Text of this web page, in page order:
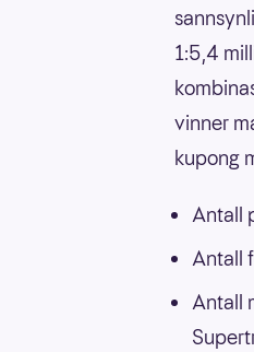
1:5,4
vinner
kupong
Antall
Antall
Antall